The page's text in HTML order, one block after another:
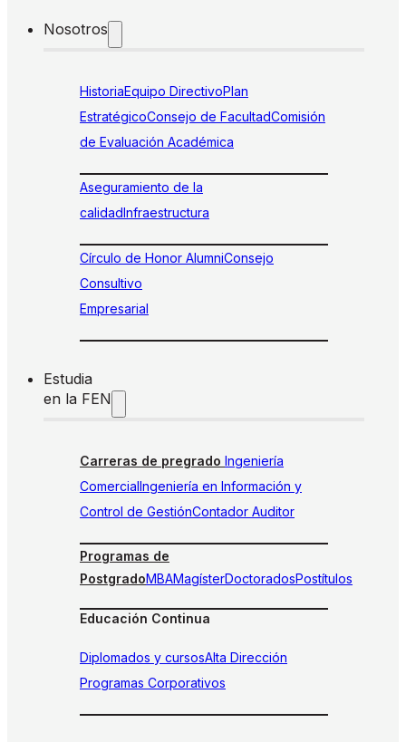
Nosotros
HistoriaEquipo DirectivoPlan
EstratégicoConsejo de FacultadComisión
de Evaluación Académica
Aseguramiento de la
calidadInfraestructura
Círculo de Honor AlumniConsejo
Consultivo
Empresarial
Estudia
en la FEN
Carreras de pregrado Ingeniería
ComercialIngeniería en Información y
Control de GestiónContador Auditor
Programas de
PostgradoMBAMagísterDoctoradosPostítulos
Educación Continua
Diplomados y cursosAlta Dirección
Programas Corporativos